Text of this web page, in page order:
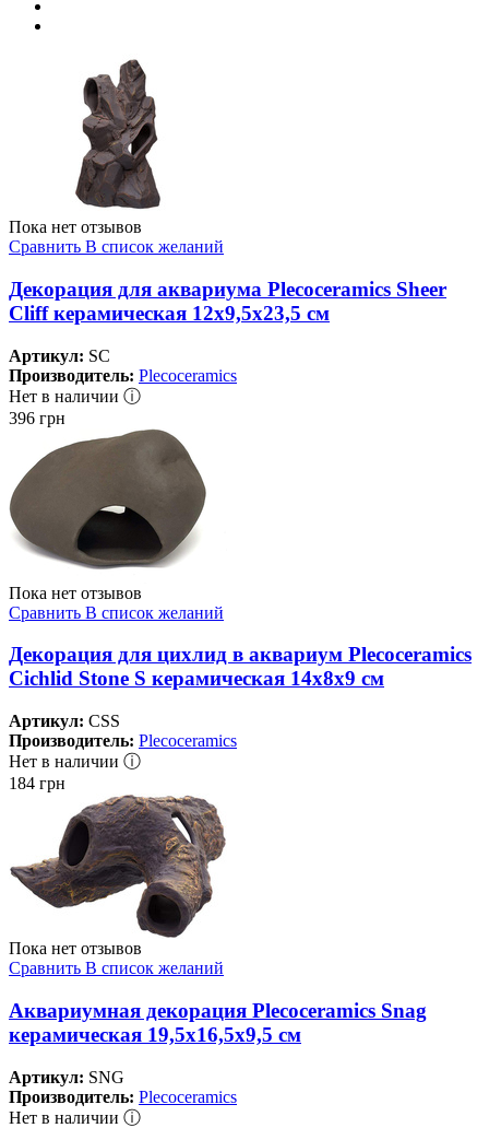
Пока нет отзывов
Сравнить В список желаний
Декорация для аквариума Plecoceramics Sheer
Cliff керамическая 12х9,5х23,5 см
Артикул: SC
Производитель: Plecoceramics
Нет в наличии ⓘ
396 грн
Пока нет отзывов
Сравнить В список желаний
Декорация для цихлид в аквариум Plecoceramics
Cichlid Stone S керамическая 14х8х9 см
Артикул: CSS
Производитель: Plecoceramics
Нет в наличии ⓘ
184 грн
Пока нет отзывов
Сравнить В список желаний
Аквариумная декорация Plecoceramics Snag
керамическая 19,5х16,5х9,5 см
Артикул: SNG
Производитель: Plecoceramics
Нет в наличии ⓘ